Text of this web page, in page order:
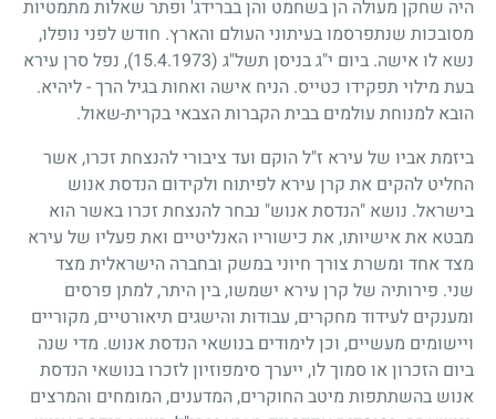
היה שחקן מעולה הן בשחמט והן בברידג' ופתר שאלות מתמטיות
מסובכות שנתפרסמו בעיתוני העולם והארץ. חודש לפני נופלו,
נשא לו אישה. ביום י"ג בניסן תשל"ג (15.4.1973)
, נפל סרן עירא
בעת מילוי תפקידו כטייס. הניח אישה ואחות בגיל הרך - ליהיא.
הובא למנוחת עולמים בבית הקברות הצבאי בקרית-שאול.
ביזמת אביו של עירא ז"ל הוקם ועד ציבורי להנצחת זכרו, אשר
החליט להקים את קרן עירא לפיתוח ולקידום הנדסת אנוש
בישראל. נושא "הנדסת אנוש" נבחר להנצחת זכרו באשר הוא
מבטא את אישיותו, את כישוריו האנליטיים ואת פעליו של עירא
מצד אחד ומשרת צורך חיוני במשק ובחברה הישראלית מצד
שני. פירותיה של קרן עירא ישמשו, בין היתר, למתן פרסים
ומענקים לעידוד מחקרים, עבודות והישגים תיאורטיים, מקוריים
ויישומים מעשיים, וכן לימודים בנושאי הנדסת אנוש. מדי שנה
ביום הזכרון או סמוך לו, ייערך סימפוזיון לזכרו בנושאי הנדסת
אנוש בהשתתפות מיטב החוקרים, המדענים, המומחים והמרצים